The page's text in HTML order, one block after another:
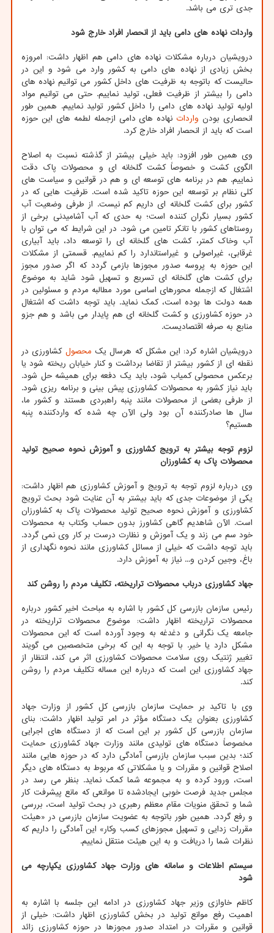
جدی تری می باشد.
واردات نهاده های دامی باید از انحصار افراد خارج شود
درویشیان درباره مشکلات نهاده های دامی هم اظهار داشت: امروزه
بخش زیادی از نهاده های دامی به کشور وارد می شود و این در
حالیست که باتوجه به ظرفیت های داخل کشور می توانیم نهاده های
دامی را بیشتر از ظرفیت فعلی، تولید نماییم. حتی می توانیم مواد
اولیه تولید نهاده های دامی را داخل کشور تولید نماییم. همین طور
انحصاری بودن واردات نهاده های دامی ازجمله لطمه های این حوزه
است که باید از انحصار افراد خارج کرد.
وی همین طور افزود: باید خیلی بیشتر از گذشته نسبت به اصلاح
الگوی کشت و خصوصاً کشت گلخانه ای و محصولات پاک دقت
نماییم. هم در برنامه های توسعه ای و هم در قوانین و سیاست های
کلی نظام بر توسعه این حوزه تاکید شده است. ظرفیت هایی که در
کشور برای کشت گلخانه ای داریم کم نیست. از طرفی وضعیت آب
کشور بسیار نگران کننده است؛ به حدی که آب آشامیدنی برخی از
روستاهای کشور با تانکر تامین می شود. در این شرایط که می توان با
آب وخاک کمتر، کشت های گلخانه ای را توسعه داد، باید آبیاری
غرقابی، غیراصولی و غیراستاندارد را کم نماییم. قسمتی از مشکلات
این حوزه به پروسه صدور مجوزها بازمی گردد که اگر صدور مجوز
برای کشت های گلخانه ای تسریع و تسهیل شود شاید به موضوع
اشتغال که ازجمله محورهای اساسی مورد مطالبه مردم و مسئولین در
همه دولت ها بوده است، کمک نماید. باید توجه داشت که اشتغال
در حوزه کشاورزی و کشت گلخانه ای هم پایدار می باشد و هم جزو
منابع به صرفه اقتصادیست.
درویشیان اشاره کرد: این مشکل که هرسال یک محصول کشاورزی در
نقطه ای از کشور بیشتر از تقاضا برداشت و کنار خیابان ریخته شود یا
برعکس محصولی کمیاب شود، باید یک دفعه برای همیشه حل شود.
باید نیاز کشور به محصولات کشاورزی پیش بینی و برنامه ریزی شود.
از طرفی بعضی از محصولات مانند پنبه راهبردی هستند و کشور ما،
سال ها صادرکننده آن بود ولی الآن چه شده که واردکننده پنبه
هستیم؟
لزوم توجه بیشتر به ترویج کشاورزی و آموزش نحوه صحیح تولید
محصولات پاک به کشاورزان
وی درباره لزوم توجه به ترویج و آموزش کشاورزی هم اظهار داشت:
یکی از موضوعات جدی که باید بیشتر به آن عنایت شود بحث ترویج
کشاورزی و آموزش نحوه صحیح تولید محصولات پاک به کشاورزان
است. الآن شاهدیم گاهی کشاورز بدون حساب وکتاب به محصولات
خود سم می زند و یک آموزش و نظارت درست بر کار وی نمی گردد.
باید توجه داشت که خیلی از مسائل کشاورزی مانند نحوه نگهداری از
باغ، وجین کردن و... نیاز به آموزش دارد.
جهاد کشاورزی درباب محصولات تراریخته، تکلیف مردم را روشن کند
رئیس سازمان بازرسی کل کشور با اشاره به مباحث اخیر کشور درباره
محصولات تراریخته اظهار داشت: موضوع محصولات تراریخته در
جامعه یک نگرانی و دغدغه به وجود آورده است که این محصولات
مشکل دارد یا خیر. با توجه به این که برخی متخصصین می گویند
تغییر ژنتیک روی سلامت محصولات کشاورزی اثر می کند، انتظار از
جهاد کشاورزی این است که درباره این مساله تکلیف مردم را روشن
کند.
وی با تاکید بر حمایت سازمان بازرسی کل کشور از وزارت جهاد
کشاورزی بعنوان یک دستگاه مؤثر در امر تولید اظهار داشت: بنای
سازمان بازرسی کل کشور بر این است که از دستگاه های اجرایی
مخصوصاً دستگاه های تولیدی مانند وزارت جهاد کشاورزی حمایت
کند؛ بدین سبب سازمان بازرسی آمادگی دارد که در حوزه هایی مانند
اصلاح قوانین و مقررات و یا مشکلاتی که مربوط به دستگاه های دیگر
است، ورود کرده و به مجموعه شما کمک نماید. بنظر می رسد در
مجلس جدید فرصت خوبی ایجادشده تا موانعی که مانع پیشرفت کار
شما و تحقق منویات مقام معظم رهبری در بحث تولید است، بررسی
و رفع گردد. همین طور باتوجه به عضویت سازمان بازرسی در «هیئت
مقررات زدایی و تسهیل مجوزهای کسب وکار» این آمادگی را داریم که
نظرات شما را دریافت و به این هیئت منتقل نماییم.
سیستم اطلاعات و سامانه های وزارت جهاد کشاورزی یکپارچه می
شود
کاظم خاوازی وزیر جهاد کشاورزی در ادامه این جلسه با اشاره به
اهمیت رفع موانع تولید در بخش کشاورزی اظهار داشت: خیلی از
قوانین و مقررات در امتداد صدور مجوزها در حوزه کشاورزی زائد